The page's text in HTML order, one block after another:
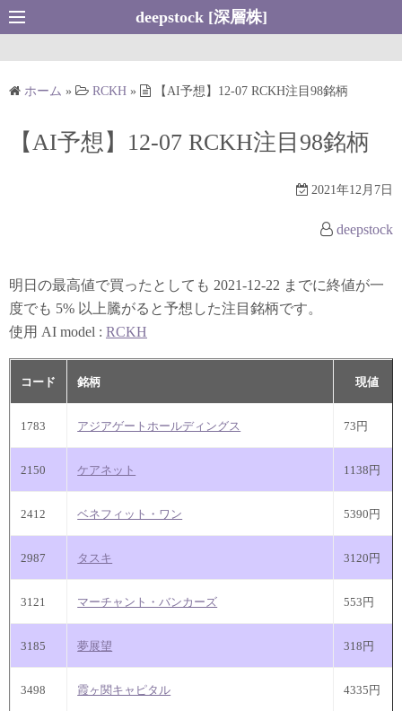
コ
ン
deepstock [深層株]
ホーム » RCKH » 【AI予想】12-07 RCKH注目98銘柄
【AI予想】12-07 RCKH注目98銘柄
2021年12月7日
deepstock
明日の最高値で買ったとしても 2021-12-22 までに終値が一
度でも 5% 以上騰がると予想した注目銘柄です。
使用 AI model : RCKH
コード 銘柄 現値
1783 アジアゲートホールディングス 73円
2150 ケアネット 1138円
2412 ベネフィット・ワン 5390円
2987 タスキ 3120円
3121 マーチャント・バンカーズ 553円
3185 夢展望 318円
3498 霞ヶ関キャピタル 4335円